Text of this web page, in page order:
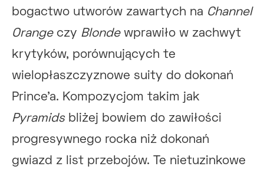
bogactwo utworów zawartych na Channel
Orangeczy Blondewprawiło w zachwyt
krytyków, porównujących te
wielopłaszczyznowe suity do dokonań
Prince’a. Kompozycjom takim jak
Pyramidsbliżej bowiem do zawiłości
progresywnego rocka niż dokonań
gwiazd z list przebojów. Te nietuzinkowe